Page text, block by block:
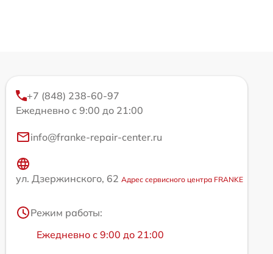
+7 (848) 238-60-97
Ежедневно с 9:00 до 21:00
info@franke-repair-center.ru
ул. Дзержинского, 62 Адрес сервисного центра FRANKE
Режим работы:
Ежедневно с 9:00 до 21:00